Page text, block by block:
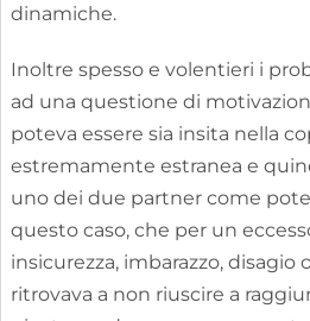
dinamiche.
Inoltre spesso e volentieri i
ad una questione di
poteva essere sia insita nella
estremamente estranea e
uno dei due partner come
questo caso, che per un
insicurezza, imbarazzo, disagio
ritrovava a non riuscire a